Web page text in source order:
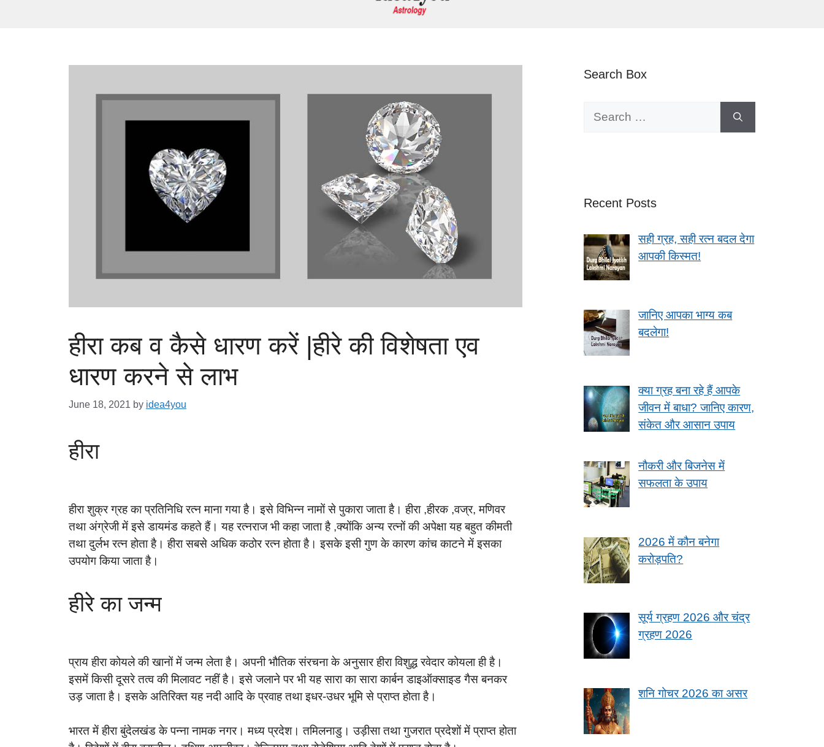
हीरा कब व कैसे धारण करें |हीरे की विशेषता एव
धारण करने से लाभ
June 18, 2021 by idea4you
हीरा
हीरा शुक्र ग्रह का प्रतिनिधि रत्न माना गया है। इसे विभिन्न नामों से पुकारा जाता है। हीरा ,हीरक ,वज्र, मणिवर
तथा अंग्रेजी में इसे डायमंड कहते हैं। यह रत्नराज भी कहा जाता है ,क्योंकि अन्य रत्नों की अपेक्षा यह बहुत कीमती
तथा दुर्लभ रत्न होता है। हीरा सबसे अधिक कठोर रत्न होता है। इसके इसी गुण के कारण कांच काटने में इसका
उपयोग किया जाता है।
हीरे का जन्म
प्राय हीरा कोयले की खानों में जन्म लेता है। अपनी भौतिक संरचना के अनुसार हीरा विशुद्ध रवेदार कोयला ही है।
इसमें किसी दूसरे तत्व की मिलावट नहीं है। इसे जलाने पर भी यह सारा का सारा कार्बन डाइऑक्साइड गैस बनकर
उड़ जाता है। इसके अतिरिक्त यह नदी आदि के प्रवाह तथा इधर-उधर भूमि से प्राप्त होता है।
भारत में हीरा बुंदेलखंड के पन्ना नामक नगर। मध्य प्रदेश। तमिलनाडु। उड़ीसा तथा गुजरात प्रदेशों में प्राप्त होता
Search Box
Recent Posts
सही ग्रह, सही रत्न बदल देगा
आपकी किस्मत!
जानिए आपका भाग्य कब
बदलेगा!
क्या ग्रह बना रहे हैं आपके
जीवन में बाधा? जानिए कारण,
संकेत और आसान उपाय
नौकरी और बिजनेस में
सफलता के उपाय
2026 में कौन बनेगा
करोड़पति?
सूर्य ग्रहण 2026 और चंद्र
ग्रहण 2026
शनि गोचर 2026 का असर